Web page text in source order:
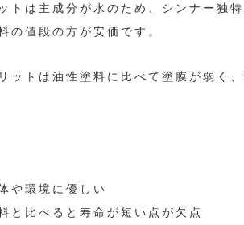
トは 主成分が水のため、シンナー独
の値段の方が安価です。
ットは 油性塗料に比べて塗膜が弱く
や環境に優しい
と比べると寿命が短い点が欠点